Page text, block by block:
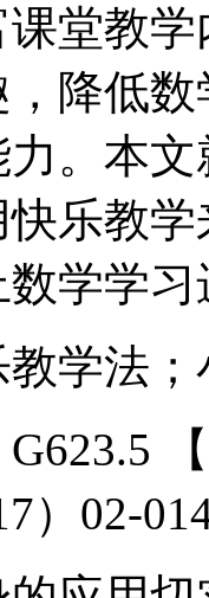
堂教
降低
。本
乐教
学学
教学法
G623.5
）02-